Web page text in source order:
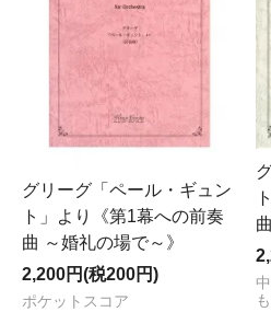
グリーグ「ペール・ギュン
ト」より《第1幕への前奏
曲 ～婚礼の場で～》
2,200円(税200円)
ポケットスコア